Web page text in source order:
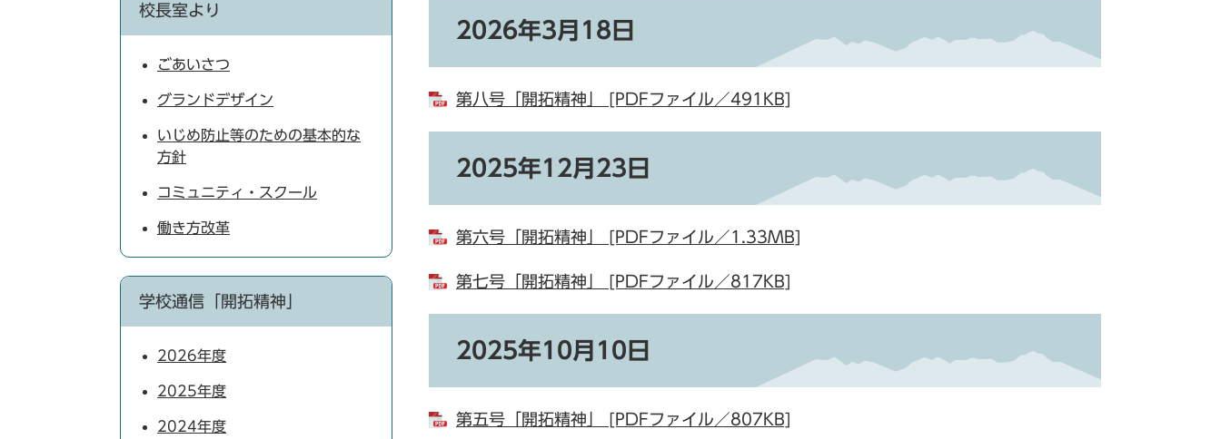
2026年3月18日
第八号「開拓精神」 [PDFファイル／491KB]
2025年12月23日
第六号「開拓精神」 [PDFファイル／1.33MB]
第七号「開拓精神」 [PDFファイル／817KB]
2025年10月10日
第五号「開拓精神」 [PDFファイル／807KB]
校長室より
ごあいさつ
グランドデザイン
いじめ防止等のための基本的な
方針
コミュニティ・スクール
働き方改革
学校通信「開拓精神」
2026年度
2025年度
2024年度